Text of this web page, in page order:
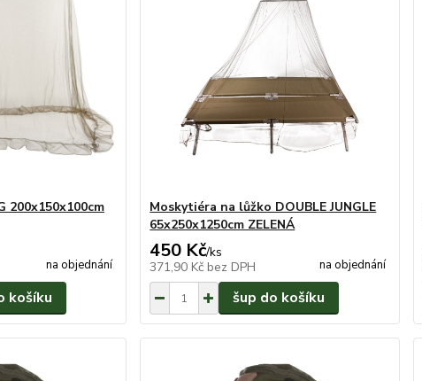
200x150x100cm
na objednání
košíku
Moskytiéra na lůžko DOUBLE JUNGLE
65x250x1250cm ZELENÁ
450 Kč/ks
371,90 Kč bez DPH na objednání
šup do košíku